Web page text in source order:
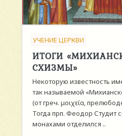
УЧЕНИЕ ЦЕРКВИ
ИТОГИ
СХИЗМЫ»
Некоторую известность
так называемой
(от греч. μοιχεία,
Тогда прп. Феодор Студит
монахами отделился ..